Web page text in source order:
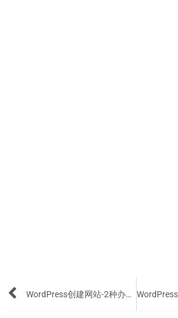
Prev WordPress创建网站-2种办法添加一键到达网站顶部的按钮